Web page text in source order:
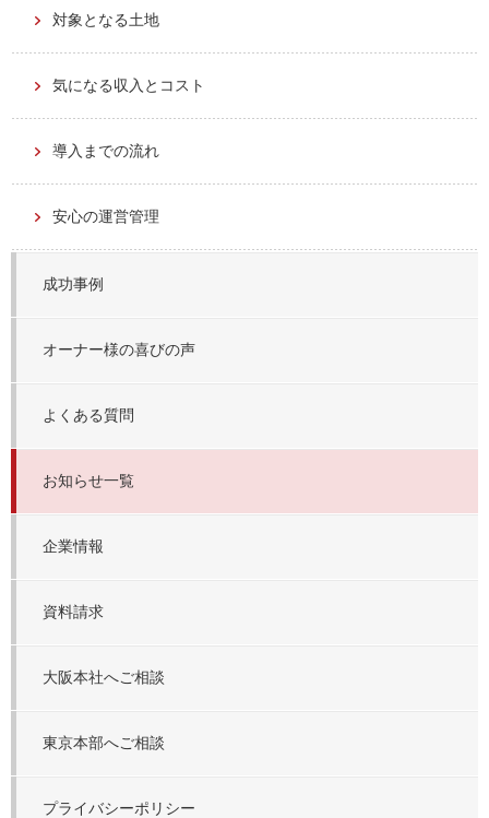
対象となる土地
気になる収入とコスト
導入までの流れ
安心の運営管理
成功事例
オーナー様の喜びの声
よくある質問
お知らせ一覧
企業情報
資料請求
大阪本社へご相談
東京本部へご相談
プライバシーポリシー